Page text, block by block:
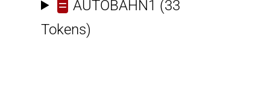
= AUTOBAHN1 (33
Tokens)